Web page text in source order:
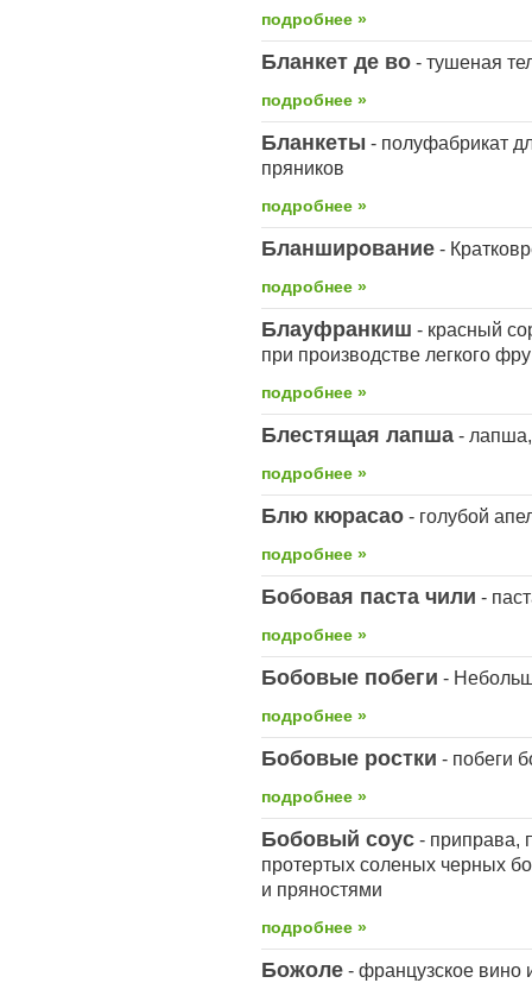
подробнее »
Бланкет де во - тушеная
подробнее »
Бланкеты - полуфабрикат
пряников
подробнее »
Бланширование -
подробнее »
Блауфранкиш - красный
при производстве легкого
подробнее »
Блестящая лапша - лапша,
подробнее »
Блю кюрасао - голубой
подробнее »
Бобовая паста чили -
подробнее »
Бобовые побеги -
подробнее »
Бобовые ростки - побеги
подробнее »
Бобовый соус - приправа,
протертых соленых черных
и пряностями
подробнее »
Божоле - французское вино